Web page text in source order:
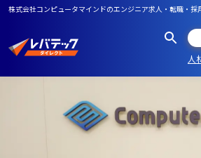
株式会社コンピュータマインドのエンジニア求人・転職・
人